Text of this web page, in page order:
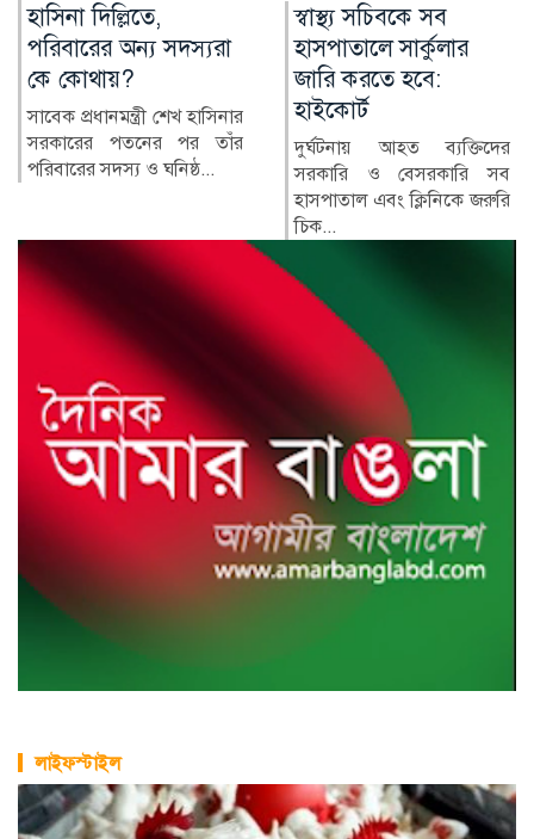
স্বাস্থ্য সচিবকে সব
হাসপাতালে সার্কুলার
জারি করতে হবে:
হাইকোর্ট
দুর্ঘটনায় আহত ব্যক্তিদের
সরকারি ও বেসরকারি সব
র‍্যাবের পরিবর্তে নতুন
বাহিনী, কী আছে খসড়া
আইনে?
র‍্যাপিড অ্যাকশন ব্যাটালিয়ন
(র‍্যাব) বিলুপ্ত করে স্পেশাল
রেসপন্স ব্যা...
লাইফস্টাইল